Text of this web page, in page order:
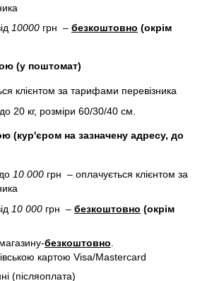
10000 грн – безкоштовно (окрім
(у поштомат)
клієнтом за тарифами перевізника
20 кг, розміри 60/30/40 см.
(кур'єром на зазначену адресу, до
10 000 грн – оплачується клієнтом за
10 000 грн – безкоштовно (окрім
безкоштовно
картою Visa/Mastercard
(післяоплата)